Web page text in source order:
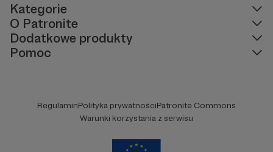
Kategorie
O Patronite
Dodatkowe produkty
Pomoc
RegulaminPolityka prywatnościPatronite Commons
Warunki korzystania z serwisu